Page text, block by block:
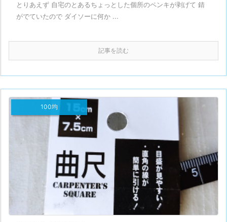
とりあえず 自宅のとあるちょっとした個所のペンキが剥げて 錆
がでていたので ダイソーに何か ...
記事を読む
100均